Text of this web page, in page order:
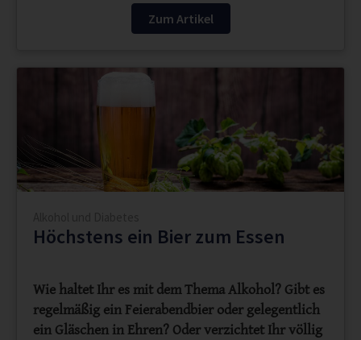
Zum Artikel
Höchstens ein Bier zum Essen
Wie haltet Ihr es mit dem Thema Alkohol? Gibt es
regelmäßig ein Feierabendbier oder gelegentlich
ein Gläschen in Ehren? Oder verzichtet Ihr völlig